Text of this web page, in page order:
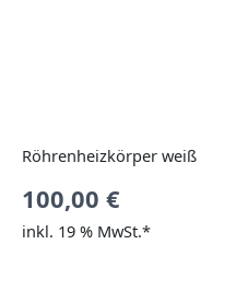
Röhrenheizkörper weiß
100,00 €
inkl. 19 % MwSt.*